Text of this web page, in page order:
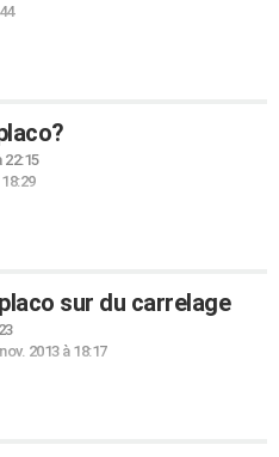
22:15
sur du carrelage
2013 à 18:17